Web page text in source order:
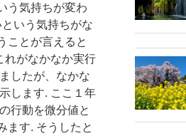
う気持ちが変わ
いう気持ちがな
ことが言えると
れがなかなか実行
したが、なかな
します. ここ１年
行動を微分値と
ます. そうしたと